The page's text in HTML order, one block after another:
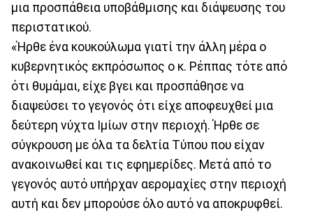
μια προσπάθεια υποβάθμισης και διάψευσης του
περιστατικού.
«Ήρθε ένα κουκούλωμα γιατί την άλλη μέρα ο
κυβερνητικός εκπρόσωπος ο κ. Ρέππας τότε από
ότι θυμάμαι, είχε βγει και προσπάθησε να
διαψεύσει το γεγονός ότι είχε αποφευχθεί μια
δεύτερη νύχτα Ιμίων στην περιοχή. Ήρθε σε
σύγκρουση με όλα τα δελτία Tύπου που είχαν
ανακοινωθεί και τις εφημερίδες. Μετά από το
γεγονός αυτό υπήρχαν αερομαχίες στην περιοχή
αυτή και δεν μπορούσε όλο αυτό να αποκρυφθεί.